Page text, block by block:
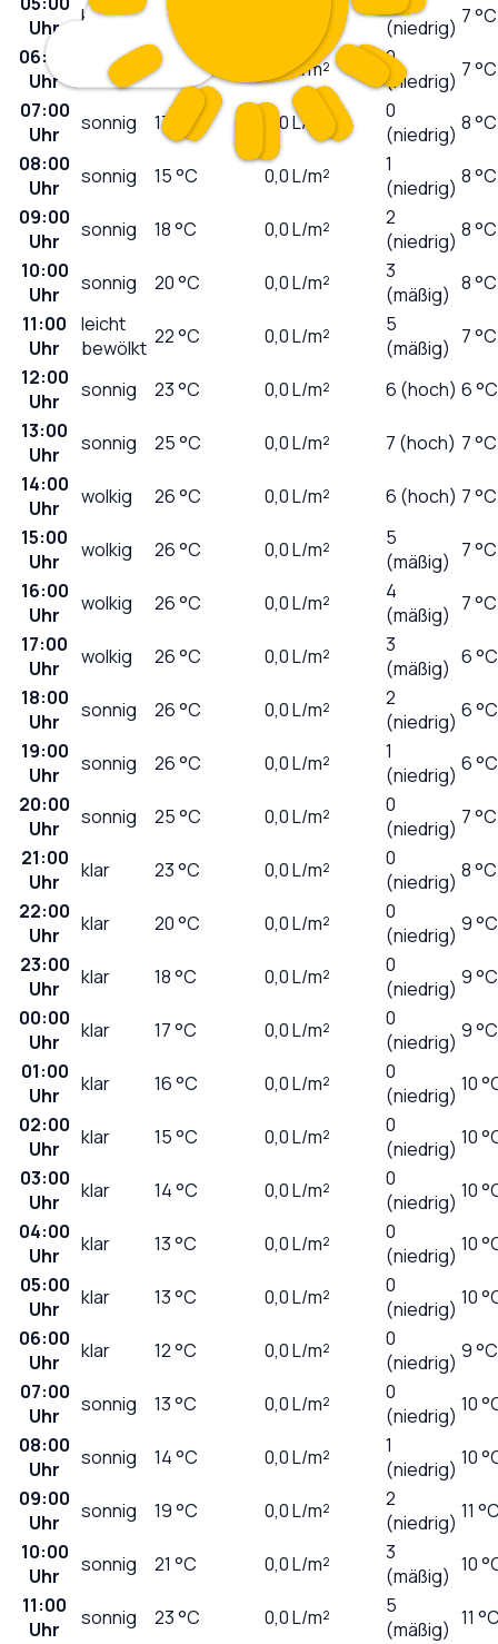
Uhr
klar 13 L/m²
(niedrig) 7 °C
06:00
Uhr
klar 13 °C 0,0L/m²
0
(niedrig) 7 °C
07:00
Uhr
sonnig 13 °C 0,0L/m²
0
(niedrig) 8 °C
08:00
Uhr
sonnig 15°C 0,0L/m²
1
(niedrig) 8 °C
09:00
Uhr
sonnig 18°C 0,0L/m²
2
(niedrig) 8 °C
10:00
Uhr
sonnig 20°C 0,0L/m²
3
(mäßig) 8 °C
11:00
Uhr
leicht
bewölkt 22°C 0,0L/m²
5
(mäßig) 7 °C
12:00
Uhr
sonnig 23°C 0,0L/m² 6 (hoch) 6 °C
13:00
Uhr
sonnig 25°C 0,0L/m² 7 (hoch) 7 °C
14:00
Uhr
wolkig 26°C 0,0L/m² 6 (hoch) 7 °C
15:00
Uhr
wolkig 26°C 0,0L/m²
5
(mäßig) 7 °C
16:00
Uhr
wolkig 26°C 0,0L/m²
4
(mäßig) 7 °C
17:00
Uhr
wolkig 26°C 0,0L/m²
3
(mäßig) 6 °C
18:00
Uhr
sonnig 26°C 0,0L/m²
2
(niedrig) 6 °C
19:00
Uhr
sonnig 26°C 0,0L/m²
1
(niedrig) 6 °C
20:00
Uhr
sonnig 25°C 0,0L/m²
0
(niedrig) 7 °C
21:00
Uhr
klar 23°C 0,0L/m²
0
(niedrig) 8 °C
22:00
Uhr
klar 20°C 0,0L/m²
0
(niedrig) 9 °C
23:00
Uhr
klar 18°C 0,0L/m²
0
(niedrig) 9 °C
00:00
Uhr
klar 17°C 0,0L/m²
0
(niedrig) 9 °C
01:00
Uhr
klar 16°C 0,0L/m²
0
(niedrig) 10
02:00
Uhr
klar 15°C 0,0L/m²
0
(niedrig) 10
03:00
Uhr
klar 14°C 0,0L/m²
0
(niedrig) 10
04:00
Uhr
klar 13°C 0,0L/m²
0
(niedrig) 10
05:00
Uhr
klar 13°C 0,0L/m²
0
(niedrig) 10
06:00
Uhr
klar 12°C 0,0L/m²
0
(niedrig) 9 °C
07:00
Uhr
sonnig 13°C 0,0L/m²
0
(niedrig) 10
08:00
Uhr
sonnig 14°C 0,0L/m²
1
(niedrig) 10
09:00
Uhr
sonnig 19°C 0,0L/m²
2
(niedrig) 11
10:00
Uhr
sonnig 21 °C 0,0L/m²
3
(mäßig) 10
11:00
Uhr
sonnig 23°C 0,0L/m²
5
(mäßig) 11